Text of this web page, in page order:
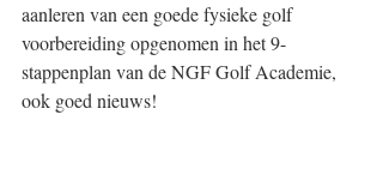
aanleren van een goede fysieke golf
voorbereiding opgenomen in het 9-
stappenplan van de NGF Golf Academie,
ook goed nieuws!